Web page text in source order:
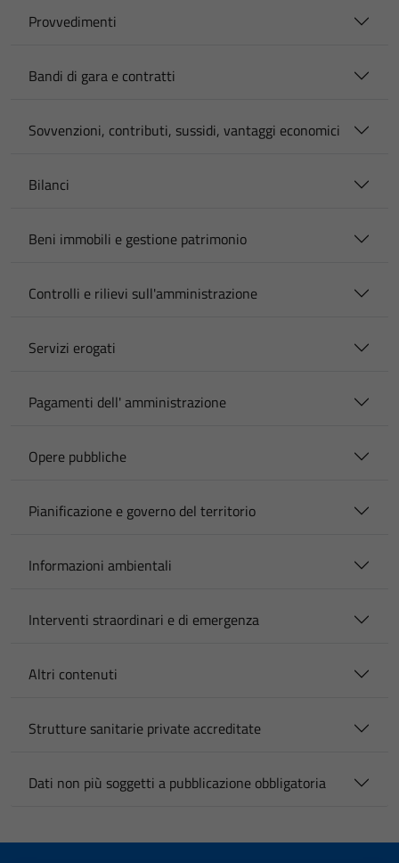
Provvedimenti
Bandi di gara e contratti
Sovvenzioni, contributi, sussidi, vantaggi economici
Bilanci
Beni immobili e gestione patrimonio
Controlli e rilievi sull'amministrazione
Servizi erogati
Pagamenti dell' amministrazione
Opere pubbliche
Pianificazione e governo del territorio
Informazioni ambientali
Interventi straordinari e di emergenza
Altri contenuti
Strutture sanitarie private accreditate
Dati non più soggetti a pubblicazione obbligatoria